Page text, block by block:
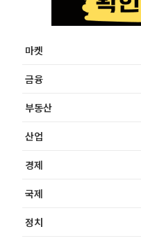
마켓
금융
부동산
산업
경제
국제
정치